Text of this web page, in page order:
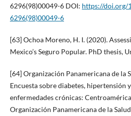
6296(98)00049-6 DOI: https://doi.org/
6296(98)00049-6
[63] Ochoa Moreno, H. I. (2020).
Mexico’s Seguro Popular. PhD thesis,
[64] Organización Panamericana de la
Encuesta sobre diabetes, hipertensión
enfermedades crónicas:
Organización Panamericana de la